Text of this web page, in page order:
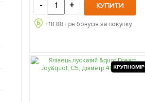
- + КУПИТИ
+18.88 грн бонусів за покупку
КРУПНОМІР